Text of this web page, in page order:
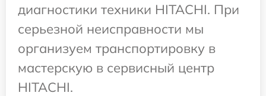
диагностики техники HITACHI. При
серьезной неисправности мы
организуем транспортировку в
мастерскую в сервисный центр
HITACHI.